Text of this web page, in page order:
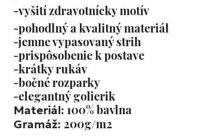
-vyšití zdravotnícky motív
-pohodlný a kvalitný materiál
-jemne vypasovaný strih
-prispôsobenie k postave
-krátky rukáv
-bočné rozparky
-elegantný golierik
Materiál: 100% bavlna
Gramáž: 200g/m2